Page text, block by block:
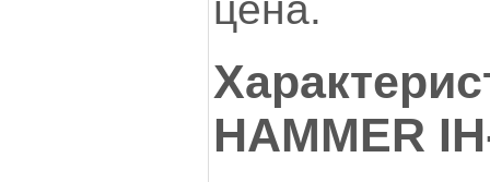
HAMMER